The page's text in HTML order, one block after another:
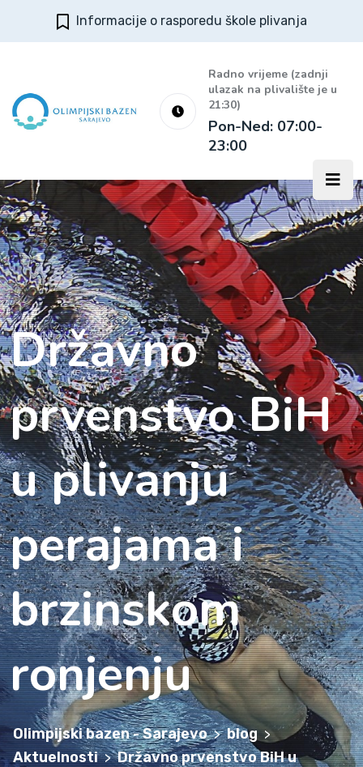
Informacije o rasporedu škole plivanja
Radno vrijeme (zadnji
ulazak na plivalište je u
21:30)
Pon-Ned: 07:00-
23:00
Državno
prvenstvo BiH
u plivanju
perajama i
brzinskom
ronjenju
Olimpijski bazen - Sarajevo > blog >
Aktuelnosti > Državno prvenstvo BiH u